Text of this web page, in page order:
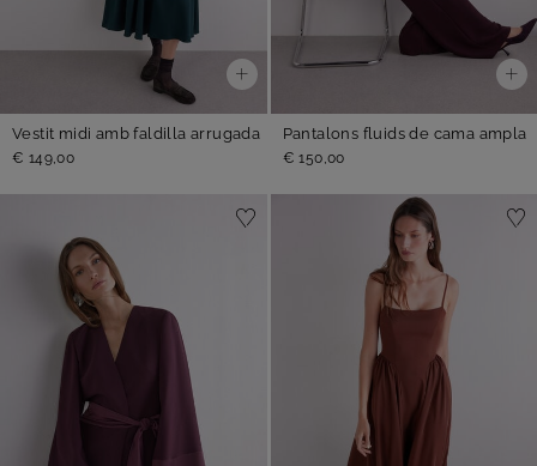
Vestit midi amb faldilla arrugada
€ 149,00
Pantalons fluids de cama ampla
€ 150,00